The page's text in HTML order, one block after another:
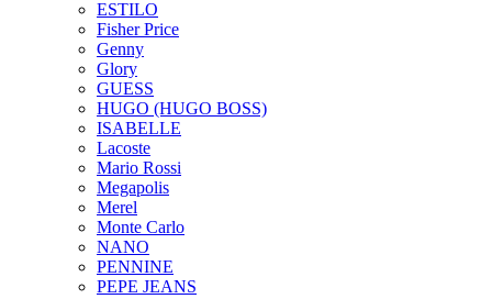
ESTILO
Fisher Price
Genny
Glory
GUESS
HUGO (HUGO BOSS)
ISABELLE
Lacoste
Mario Rossi
Megapolis
Merel
Monte Carlo
NANO
PENNINE
PEPE JEANS